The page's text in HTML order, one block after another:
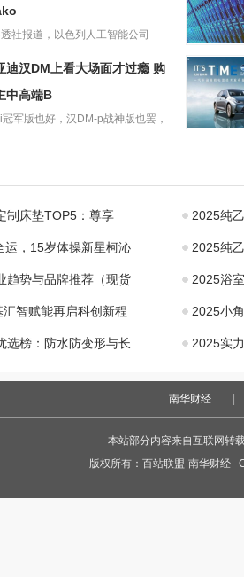
量1193班
透社报道，以色列人工智能公司
LG42英寸
C3OLED
视降至
迪汉DM上看大场面才过瘾 购
中高端B
军版也好，汉DM-p战神版也罢，
制床垫TOP5：尊享 2025纯
运，15岁体操新星柯沁 2025纯
趋势与品牌推荐（现货 2025浴
智赋能再启科创新程 2025小
选榜：防水防变形与长 2025实
南华财经
本站部分内容来自互联网转
版权所有： 百站联盟-南华财经